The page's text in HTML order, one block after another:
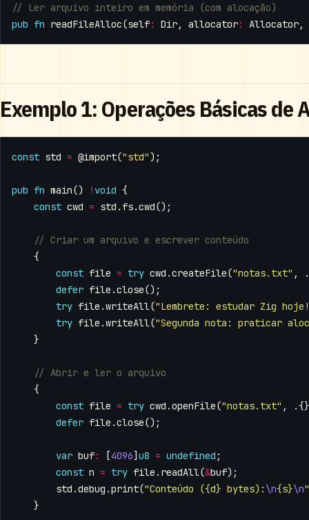
pub fn readFileAlloc(self: Dir, allocator: Allocator,
Exemplo 1: Operações Básicas de
const std = @import("std");
pub fn main() ! void {
const cwd = std . fs.cwd();
{
const file = try cwd .createFile("notas.txt" ,
defer file .close();
try file .writeAll("Lembrete: estudar Zig hoje!
try file .writeAll("Segunda nota: praticar
}
{
const file = try cwd .openFile("notas.txt" ,
defer file .close();
var buf: [4096] u8 = undefined ;
const n = try file . readAll(&buf);
std .debug .print("Conteúdo ({d} bytes): \n{s}\n"
}